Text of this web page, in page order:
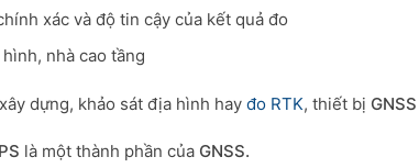
xác và độ tin cậy của kết quả đo
nhà cao tầng
dựng, khảo sát địa hình hay đo RTK, thiết bị GNSS
là một thành phần của GNSS.